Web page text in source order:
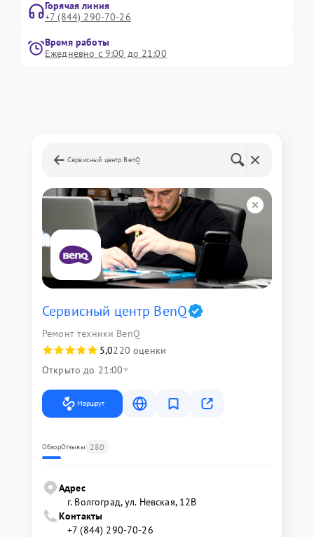
Горячая линия
+7 (844) 290-70-26
Время работы
Ежедневно с 9:00 до 21:00
Сервисный центр BenQ
Сервисный центр BenQ
Ремонт техники BenQ
5,0220 оценки
Открыто до 21:00
Маршрут
ОбзорОтзывы 280
Адрес
г. Волгоград, ул. Невская, 12В
Контакты
+7 (844) 290-70-26